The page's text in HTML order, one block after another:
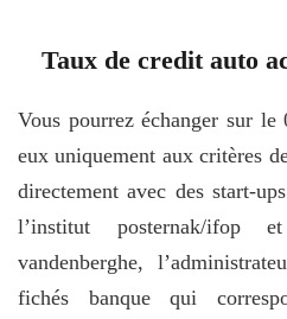
Taux de credit auto
Vous pourrez échanger sur le
eux uniquement aux critères
directement avec des start-
l’institut posternak/
vandenberghe,
fichés banque qui